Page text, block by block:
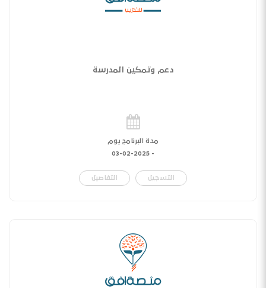
دعم وتمكين المدرسة
مدة البرنامج يوم
-
03-02-2025
التسجيل التفاصيل